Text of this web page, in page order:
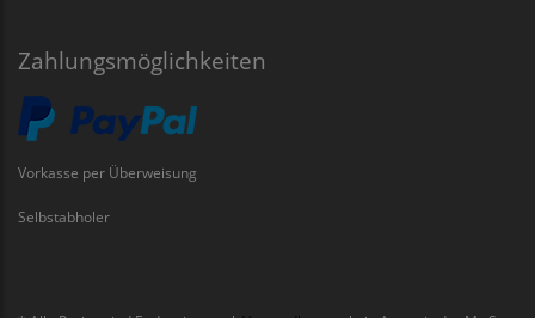
Zahlungsmöglichkeiten
Vorkasse per Überweisung
Selbstabholer